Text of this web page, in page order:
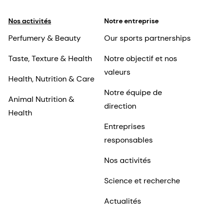
Nos activités
Perfumery & Beauty
Taste, Texture & Health
Health, Nutrition & Care
Animal Nutrition &
Health
Notre entreprise
Our sports partnerships
Notre objectif et nos
valeurs
Notre équipe de
direction
Entreprises
responsables
Nos activités
Science et recherche
Actualités